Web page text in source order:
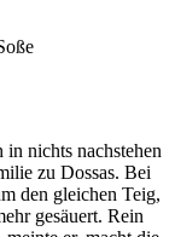
nichts nachstehen
zu Dossas. Bei
den gleichen Teig,
gesäuert. Rein